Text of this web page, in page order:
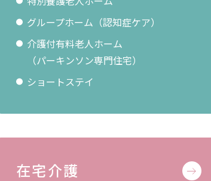
グループホーム（認知症ケア）
介護付有料老人ホーム
（パーキンソン専門住宅）
ショートステイ
在宅介護